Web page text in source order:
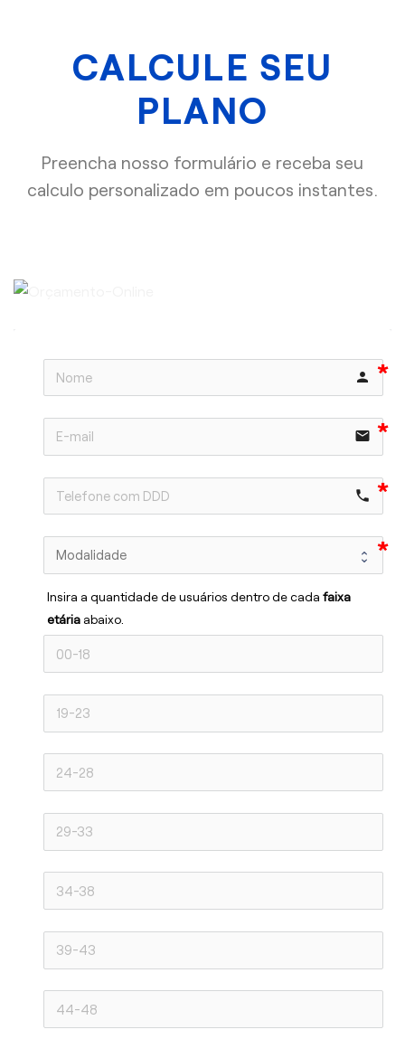
CALCULE SEU
PLANO
Preencha nosso formulário e receba seu
calculo personalizado em poucos instantes.
person
email
phone
Insira a quantidade de usuários dentro de cada faixa
etária abaixo.